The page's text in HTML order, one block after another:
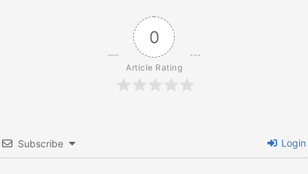
0
Article Rating
Subscribe Login